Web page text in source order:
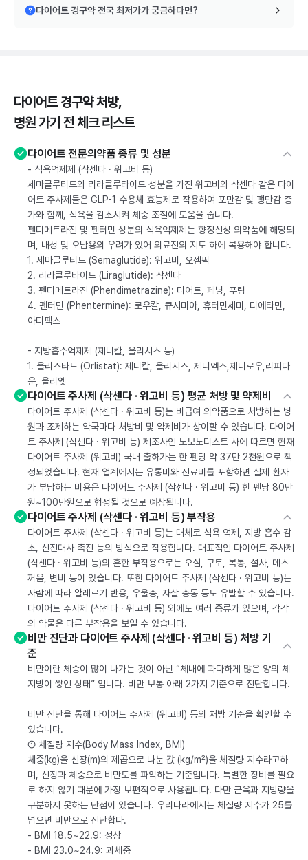
다이어트 경구약 전국 최저가가 궁금하다면?
다이어트 경구약 처방,
병원 가기 전 체크 리스트
다이어트 전문의약품 종류 및 성분
- 식욕억제제 (삭센다 · 위고비 등)
세마글루티드와 리라클루타이드 성분을 가진 위고비와 삭센다 같은 다이
어트 주사제들은 GLP-1 수용체 효능제로 작용하여 포만감 및 팽만감 증
가와 함께, 식욕을 감소시켜 체중 조절에 도움을 줍니다.
펜디메트라진 및 펜터민 성분의 식욕억제제는 향정신성 의약품에 해당되
며, 내성 및 오남용의 우려가 있어 의료진의 지도 하에 복용해야 합니다.
1. 세마글루티드 (Semaglutide): 위고비, 오젬픽
2. 리라클루타이드 (Liraglutide): 삭센다
3. 펜디메트라진 (Phendimetrazine): 디어트, 페닝, 푸링
4. 펜터민 (Phentermine): 로우칼, 큐시미아, 휴터민세미, 디에타민,
아디펙스
- 지방흡수억제제 (제니칼, 올리시스 등)
1. 올리스타트 (Orlistat): 제니칼, 올리시스, 제니엑스,제니로우,리피다
운, 올리엣
다이어트 주사제 (삭센다 · 위고비 등) 평균 처방 및 약제비
다이어트 주사제 (삭센다 · 위고비 등)는 비급여 의약품으로 처방하는 병
원과 조제하는 약국마다 처방비 및 약제비가 상이할 수 있습니다. 다이어
트 주사제 (삭센다 · 위고비 등) 제조사인 노보노디스트 사에 따르면 현재
다이어트 주사제 (위고비) 국내 출하가는 한 펜당 약 37만 2천원으로 책
정되었습니다. 현재 업계에서는 유통비와 진료비를 포함하면 실제 환자
가 부담하는 비용은 다이어트 주사제 (삭센다 · 위고비 등) 한 펜당 80만
원~100만원으로 형성될 것으로 예상됩니다.
다이어트 주사제 (삭센다 · 위고비 등) 부작용
다이어트 주사제 (삭센다 · 위고비 등)는 대체로 식욕 억제, 지방 흡수 감
소, 신진대사 촉진 등의 방식으로 작용합니다. 대표적인 다이어트 주사제
(삭센다 · 위고비 등)의 흔한 부작용으로는 오심, 구토, 복통, 설사, 메스
꺼움, 변비 등이 있습니다. 또한 다이어트 주사제 (삭센다 · 위고비 등)는
사람에 따라 알레르기 반응, 우울증, 자살 충동 등도 유발할 수 있습니다.
다이어트 주사제 (삭센다 · 위고비 등) 외에도 여러 종류가 있으며, 각각
의 약물은 다른 부작용을 보일 수 있습니다.
비만 진단과 다이어트 주사제 (삭센다 · 위고비 등) 처방 기
준
비만이란 체중이 많이 나가는 것이 아닌 “체내에 과다하게 많은 양의 체
지방이 쌓인 상태” 입니다. 비만 보통 아래 2가지 기준으로 진단합니다.
비만 진단을 통해 다이어트 주사제 (위고비) 등의 처방 기준을 확인할 수
있습니다.
① 체질량 지수(Body Mass Index, BMI)
체중(kg)을 신장(m)의 제곱으로 나눈 값 (kg/m²)을 체질량 지수라고하
며, 신장과 체중으로 비만도를 파악하는 기준입니다. 특별한 장비를 필요
로 하지 않기 때문에 가장 보편적으로 사용됩니다. 다만 근육과 지방량을
구분하지 못하는 단점이 있습니다. 우리나라에서는 체질량 지수가 25를
넘으면 비만으로 진단합다.
- BMI 18.5~22.9: 정상
- BMI 23.0~24.9: 과체중